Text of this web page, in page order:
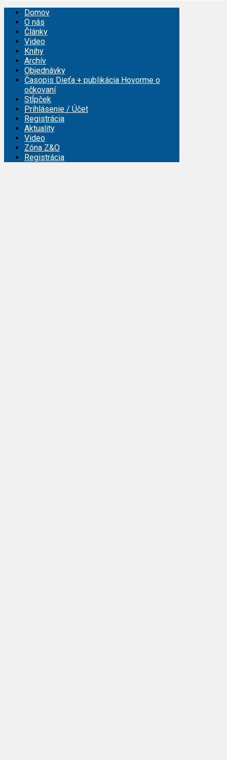
Domov
O nás
Články
Video
Knihy
Archív
Objednávky
Časopis Dieťa + publikácia Hovorme o
očkovaní
Stĺpček
Prihlásenie / Účet
Registrácia
Aktuality
Video
Zóna Z&O
Registrácia